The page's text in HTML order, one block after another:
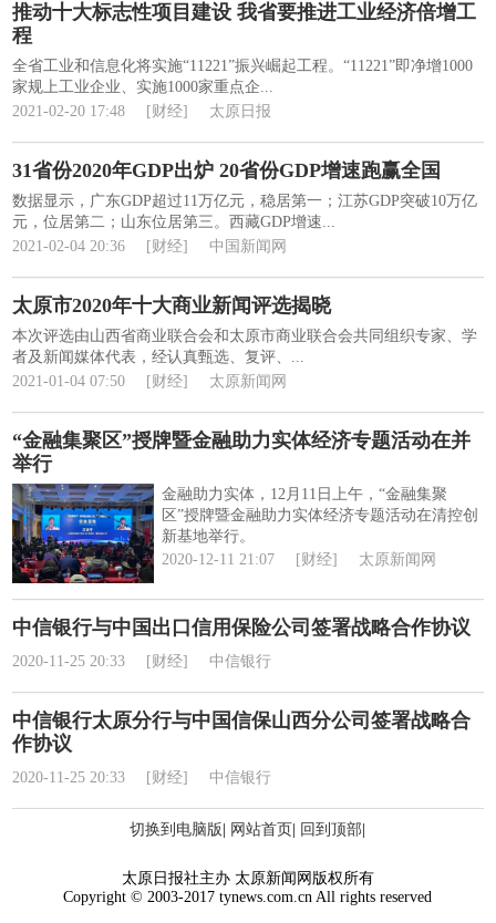
推动十大标志性项目建设 我省要推进工业经济倍增工
程
全省工业和信息化将实施“11221”振兴崛起工程。“11221”即净增1000
家规上工业企业、实施1000家重点企...
2021-02-20 17:48
[财经] 太原日报
31省份2020年GDP出炉 20省份GDP增速跑赢全国
数据显示，广东GDP超过11万亿元，稳居第一；江苏GDP突破10万亿
元，位居第二；山东位居第三。西藏GDP增速...
2021-02-04 20:36
[财经] 中国新闻网
太原市2020年十大商业新闻评选揭晓
本次评选由山西省商业联合会和太原市商业联合会共同组织专家、学
者及新闻媒体代表，经认真甄选、复评、...
2021-01-04 07:50
[财经] 太原新闻网
“金融集聚区”授牌暨金融助力实体经济专题活动在并
举行
金融助力实体，12月11日上午，“金融集聚
区”授牌暨金融助力实体经济专题活动在清控创
新基地举行。
2020-12-11 21:07
[财经] 太原新闻网
中信银行与中国出口信用保险公司签署战略合作协议
2020-11-25 20:33 [财经] 中信银行
中信银行太原分行与中国信保山西分公司签署战略合
作协议
2020-11-25 20:33 [财经] 中信银行
切换到电脑版 网站首页 回到顶部
太原日报社主办 太原新闻网版权所有
Copyright © 2003-2017 tynews.com.cn All rights reserved